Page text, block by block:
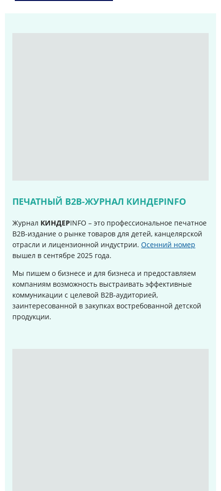
ПЕЧАТНЫЙ B2B-ЖУРНАЛ КИНДЕРINFO
Журнал КИНДЕРINFO – это профессиональное печатное
B2B-издание о рынке товаров для детей, канцелярской
отрасли и лицензионной индустрии. Осенний номер
вышел в сентябре 2025 года.
Мы пишем о бизнесе и для бизнеса и предоставляем
компаниям возможность выстраивать эффективные
коммуникации с целевой B2B-аудиторией,
заинтересованной в закупках востребованной детской
продукции.